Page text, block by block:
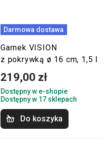
Darmowa dostawa
Garnek VISION
z pokrywką ø 16 cm, 1,5 l
219,00 zł
Dostępny w e-shopie
Dostępny w 17 sklepach
Do koszyka